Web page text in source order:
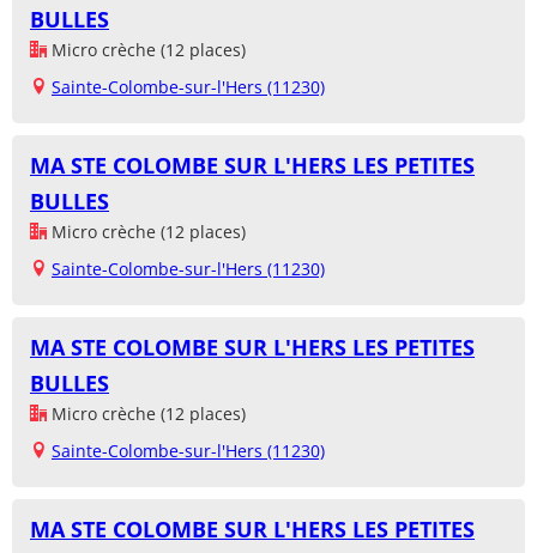
BULLES
Micro crèche (12 places)
Sainte-Colombe-sur-l'Hers (11230)
MA STE COLOMBE SUR L'HERS LES PETITES
BULLES
Micro crèche (12 places)
Sainte-Colombe-sur-l'Hers (11230)
MA STE COLOMBE SUR L'HERS LES PETITES
BULLES
Micro crèche (12 places)
Sainte-Colombe-sur-l'Hers (11230)
MA STE COLOMBE SUR L'HERS LES PETITES